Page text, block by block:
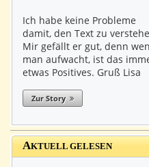
Ich habe keine Probleme
damit, den Text zu
Mir gefällt er gut, denn
man aufwacht, ist das
etwas Positives. Gruß Lisa
Zur Story
AKTUELL GELESEN